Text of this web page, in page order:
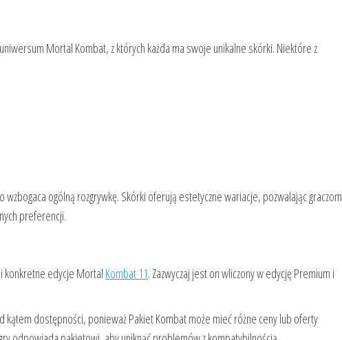
uniwersum Mortal Kombat, z których każda ma swoje unikalne skórki. Niektóre z
ogólną rozgrywkę. Skórki oferują estetyczne wariacje, pozwalając graczom
preferencji.
konkretne edycje Mortal Kombat 11. Zazwyczaj jest on wliczony w edycję Premium i
dostępności, ponieważ Pakiet Kombat może mieć różne ceny lub oferty